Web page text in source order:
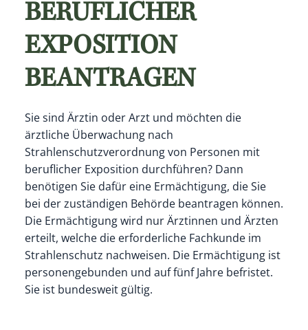
BERUFLICHER
EXPOSITION
BEANTRAGEN
Sie sind Ärztin oder Arzt und möchten die
ärztliche Überwachung nach
Strahlenschutzverordnung von Personen mit
beruflicher Exposition durchführen? Dann
benötigen Sie dafür eine Ermächtigung, die Sie
bei der zuständigen Behörde beantragen können.
Die Ermächtigung wird nur Ärztinnen und Ärzten
erteilt, welche die erforderliche Fachkunde im
Strahlenschutz nachweisen. Die Ermächtigung ist
personengebunden und auf fünf Jahre befristet.
Sie ist bundesweit gültig.